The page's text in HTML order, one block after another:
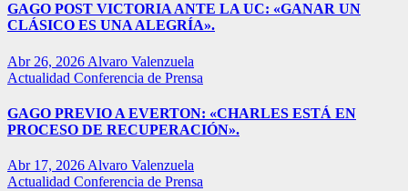
GAGO POST VICTORIA ANTE LA UC: «GANAR UN
CLÁSICO ES UNA ALEGRÍA».
Abr 26, 2026 Alvaro Valenzuela
Actualidad Conferencia de Prensa
GAGO PREVIO A EVERTON: «CHARLES ESTÁ EN
PROCESO DE RECUPERACIÓN».
Abr 17, 2026 Alvaro Valenzuela
Actualidad Conferencia de Prensa